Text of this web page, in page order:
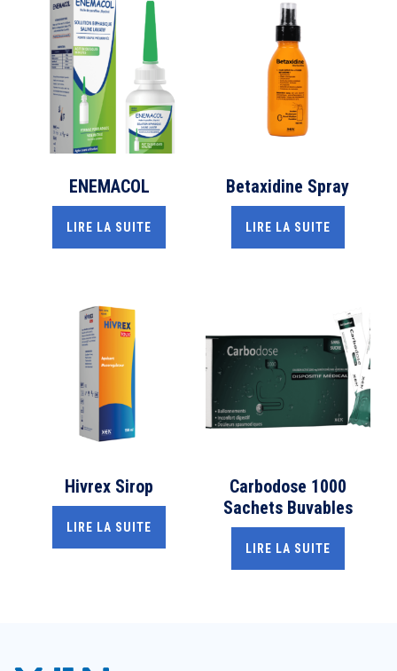
ENEMACOL
LIRE LA SUITE
Betaxidine Spray
LIRE LA SUITE
Hivrex Sirop
LIRE LA SUITE
Carbodose 1000
Sachets Buvables
LIRE LA SUITE